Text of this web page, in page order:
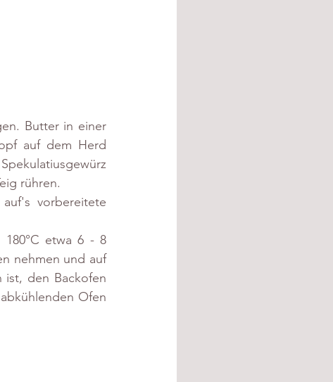
Butter in einer
auf dem Herd
rühren.
vorbereitete
etwa 6 - 8
nehmen und auf
ist, den Backofen
Ofen